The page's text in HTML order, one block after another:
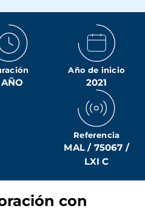
AÑO
Año de inicio
2021
Referencia
MAL / 75067 /
LXI C
con